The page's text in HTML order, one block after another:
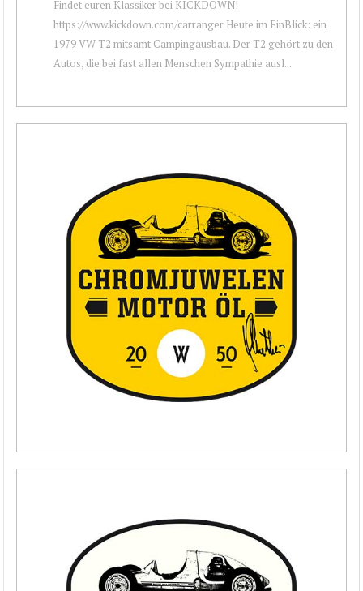
Findet euren Klassiker bei KICKDOWN!
https://www.kickdown.com/carranger Heute im EinBlick: ein
1979 VW T2 mitsamt Campingausbau. Der T2 gehört zu den
Autos, die bei fast allen Menschen Sympathie ausl...